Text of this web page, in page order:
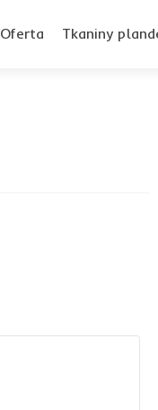
Oferta Tkaniny